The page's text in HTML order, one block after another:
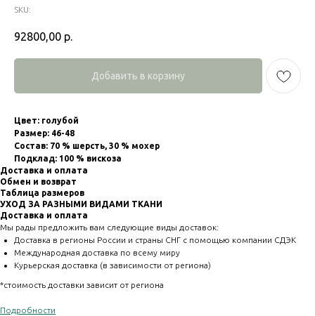
SKU:
92800,00 р.
Добавить в корзину
Цвет: голубой
Размер: 46-48
Состав: 70 % шерсть, 30 % мохер
Подклад: 100 % вискоза
Доставка и оплата
Обмен и возврат
Таблица размеров
УХОД ЗА РАЗНЫМИ ВИДАМИ ТКАНИ
Доставка и оплата
Мы рады предложить вам следующие виды доставок:
Доставка в регионы России и страны СНГ с помощью компании СДЭК
Международная доставка по всему миру
Курьерская доставка (в зависимости от региона)
*стоимость доставки зависит от региона
Подробности